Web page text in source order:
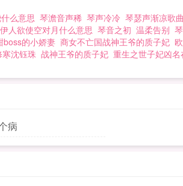
么意思 琴澹音声稀 琴声冷冷 琴瑟声渐凉歌
伊人欲使空对月什么意思 琴音之初 温柔告别
boss的小娇妻 商女不亡国战神王爷的质子妃
寒沈钰珠 战神王爷的质子妃 重生之世子妃凶名
病